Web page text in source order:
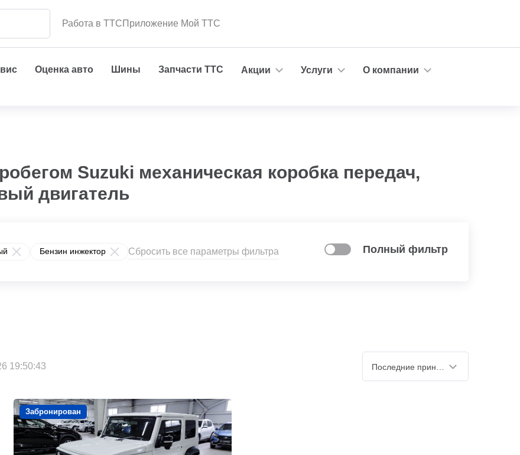
Работа в ТТСПриложение Мой ТТС
Оценка авто Шины Запчасти ТТС Акции Услуги
О компании
Suzuki механическая коробка передач,
двигатель
Бензин инжектор Сбросить все параметры фильтра Полный фильтр
19:50:43
Забронирован